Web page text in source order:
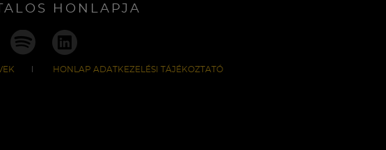
HONLAPJA
HONLAP ADATKEZELÉSI TÁJÉKOZTATÓ